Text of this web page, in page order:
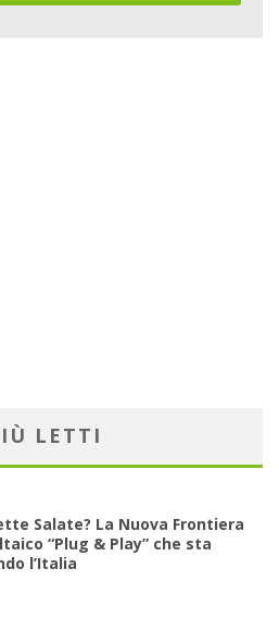
LETTI
Salate? La Nuova Frontiera
“Plug & Play” che sta
l’Italia